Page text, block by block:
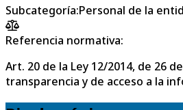
Subcategoría:Personal de la
Referencia normativa:
Art. 20 de la Ley 12/2014, de 26
transparencia y de acceso a la